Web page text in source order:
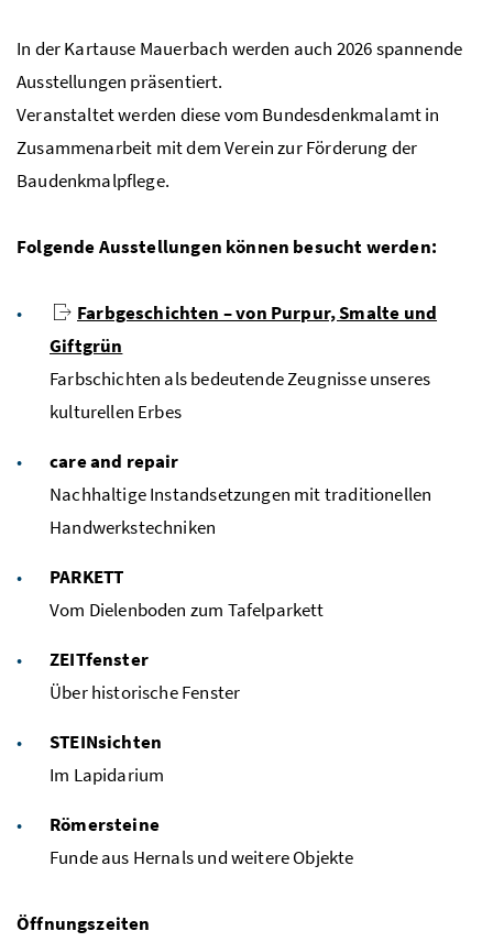
In der Kartause Mauerbach werden auch 2026 spannende
Ausstellungen präsentiert.
Veranstaltet werden diese vom Bundesdenkmalamt in
Zusammenarbeit mit dem Verein zur Förderung der
Baudenkmalpflege.
Folgende Ausstellungen können besucht werden:
Farbgeschichten – von Purpur, Smalte und
Giftgrün
Farbschichten als bedeutende Zeugnisse unseres
kulturellen Erbes
care and repair
Nachhaltige Instandsetzungen mit traditionellen
Handwerkstechniken
PARKETT
Vom Dielenboden zum Tafelparkett
ZEITfenster
Über historische Fenster
STEINsichten
Im Lapidarium
Römersteine
Funde aus Hernals und weitere Objekte
Öffnungszeiten